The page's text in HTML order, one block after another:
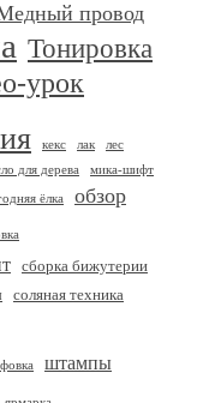
провод
Тонировка
урок
кекс лак
лес
для дерева мика-шифт
ёлка обзор
сборка бижутерии
соляная техника
штампы